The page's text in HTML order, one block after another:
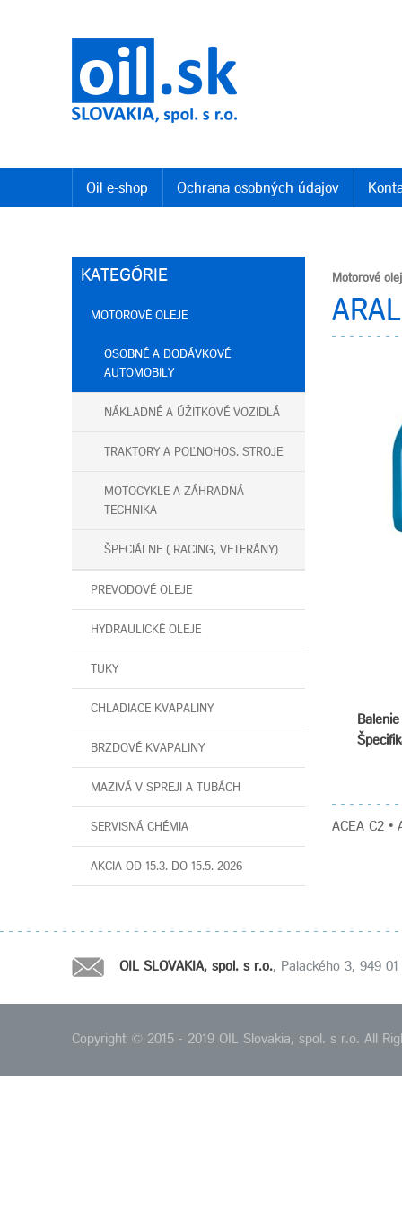
Oil e-shop Ochrana osobných údajov
KATEGÓRIE
MOTOROVÉ OLEJE
OSOBNÉ A DODÁVKOVÉ
AUTOMOBILY
NÁKLADNÉ A ÚŽITKOVÉ VOZIDLÁ
TRAKTORY A POĽNOHOS. STROJE
MOTOCYKLE A ZÁHRADNÁ
TECHNIKA
ŠPECIÁLNE ( RACING, VETERÁNY)
PREVODOVÉ OLEJE
HYDRAULICKÉ OLEJE
TUKY
CHLADIACE KVAPALINY
BRZDOVÉ KVAPALINY
MAZIVÁ V SPREJI A TUBÁCH
SERVISNÁ CHÉMIA
AKCIA OD 15.3. DO 15.5. 2026
Motorové
ACEA C2 •
OIL SLOVAKIA, spol. s r.o., Palackého 3, 949
Copyright © 2015 - 2019 OIL Slovakia, spol. s r.o. All